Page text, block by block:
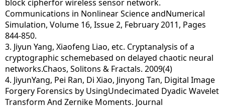
block cipherfor wireless sensor network.
Communications in Nonlinear Science andNumerical
Simulation, Volume 16, Issue 2, February 2011, Pages
844-850.
3. Jiyun Yang, Xiaofeng Liao, etc. Cryptanalysis of a
cryptographic schemebased on delayed chaotic neural
networks.Chaos, Solitons & Fractals. 2009(4)
4. JiyunYang, Pei Ran, Di Xiao, Jinyong Tan, Digital Image
Forgery Forensics by UsingUndecimated Dyadic Wavelet
Transform And Zernike Moments. Journal